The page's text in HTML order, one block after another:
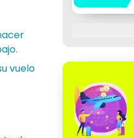
vuelo